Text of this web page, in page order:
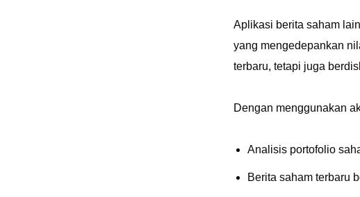
Aplikasi berita saham
yang mengedepankan
terbaru, tetapi juga
Dengan menggunakan
Analisis portofolio
Berita saham terbaru